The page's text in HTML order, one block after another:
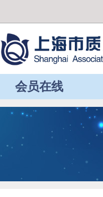
会员在线